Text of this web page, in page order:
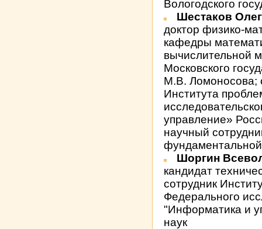
Вологодского
Шестаков
доктор физико-
кафедры
вычислительной
Московского
М.В. Ломоносова;
Института
управление»
научный
Шоргин
кандидат
сотрудник
Федерального
"Информатика и
наук